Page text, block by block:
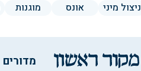
ניצול מיני
אונס מוגנות
מדורים